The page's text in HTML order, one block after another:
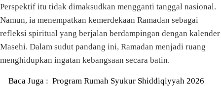
Perspektif itu tidak dimaksudkan mengganti tanggal nasional.
Namun, ia menempatkan kemerdekaan Ramadan sebagai
refleksi spiritual yang berjalan berdampingan dengan kalender
Masehi. Dalam sudut pandang ini, Ramadan menjadi ruang
menghidupkan ingatan kebangsaan secara batin.
Baca Juga : Program Rumah Syukur Shiddiqiyyah 2026